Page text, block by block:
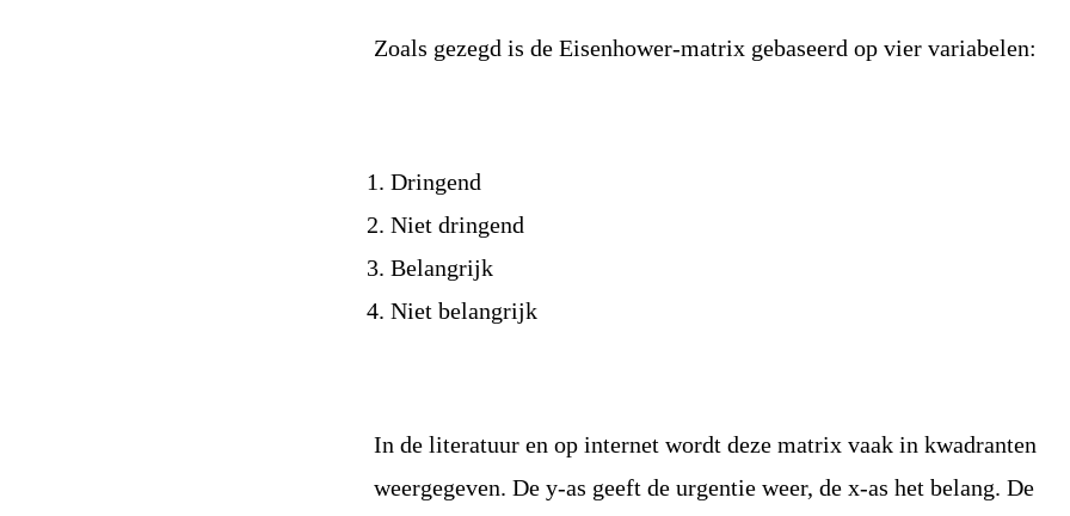
Zoals gezegd is de Eisenhower-matrix gebaseerd op vier variabelen:
Dringend
Niet dringend
Belangrijk
Niet belangrijk
In de literatuur en op internet wordt deze matrix vaak in kwadranten
weergegeven. De y-as geeft de urgentie weer, de x-as het belang. De